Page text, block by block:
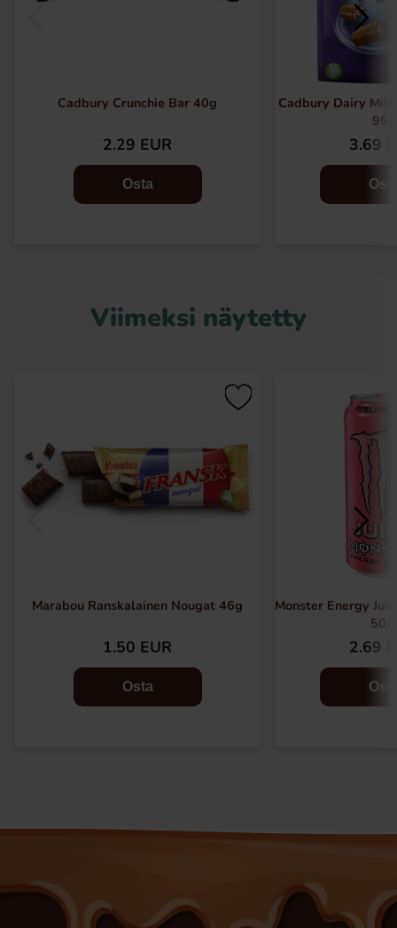
Cadbury Crunchie Bar 40g
2.29 EUR
Osta
Cadbury Dairy
95g
3.69
Viimeksi näytetty
Marabou Ranskalainen Nougat 46g
1.50 EUR
Osta
Monster Energy
50cl
2.69